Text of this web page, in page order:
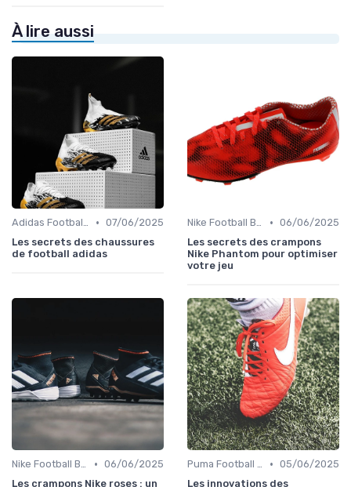
À lire aussi
Adidas Football Boots • 07/06/2025
Les secrets des chaussures
de football adidas
Nike Football Boots • 06/06/2025
Les secrets des crampons
Nike Phantom pour optimiser
votre jeu
Nike Football Boots • 06/06/2025
Les crampons Nike roses : un
Puma Football Boots • 05/06/2025
Les innovations des